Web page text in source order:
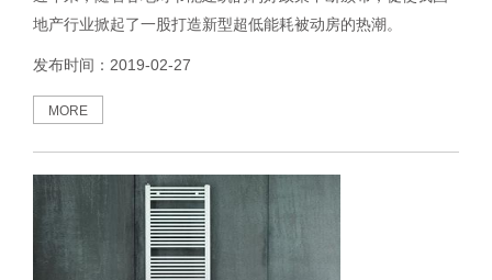
地产行业掀起了一股打造新型超低能耗被动房的热潮。
发布时间：2019-02-27
MORE